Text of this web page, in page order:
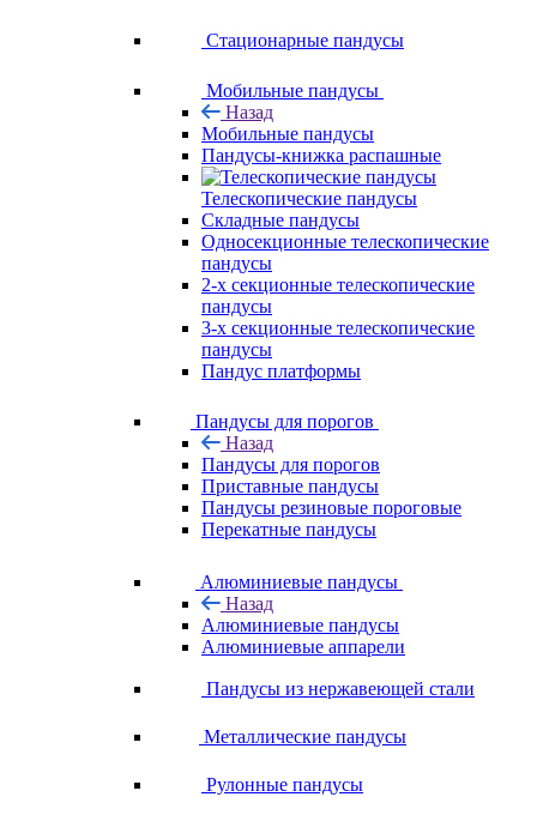
Стационарные пандусы
Мобильные пандусы
Назад
Мобильные пандусы
Пандусы-книжка распашные
Телескопические пандусы
Складные пандусы
Односекционные телескопические
пандусы
2-х секционные телескопические
пандусы
3-х секционные телескопические
пандусы
Пандус платформы
Пандусы для порогов
Назад
Пандусы для порогов
Приставные пандусы
Пандусы резиновые пороговые
Перекатные пандусы
Алюминиевые пандусы
Назад
Алюминиевые пандусы
Алюминиевые аппарели
Пандусы из нержавеющей стали
Металлические пандусы
Рулонные пандусы